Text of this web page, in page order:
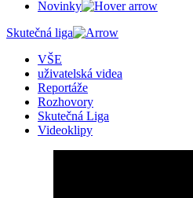
Novinky
Skutečná liga
VŠE
uživatelská videa
Reportáže
Rozhovory
Skutečná Liga
Videoklipy